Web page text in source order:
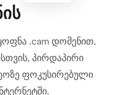
.cam დომენით,
პირდაპირი
ფოკუსირებული